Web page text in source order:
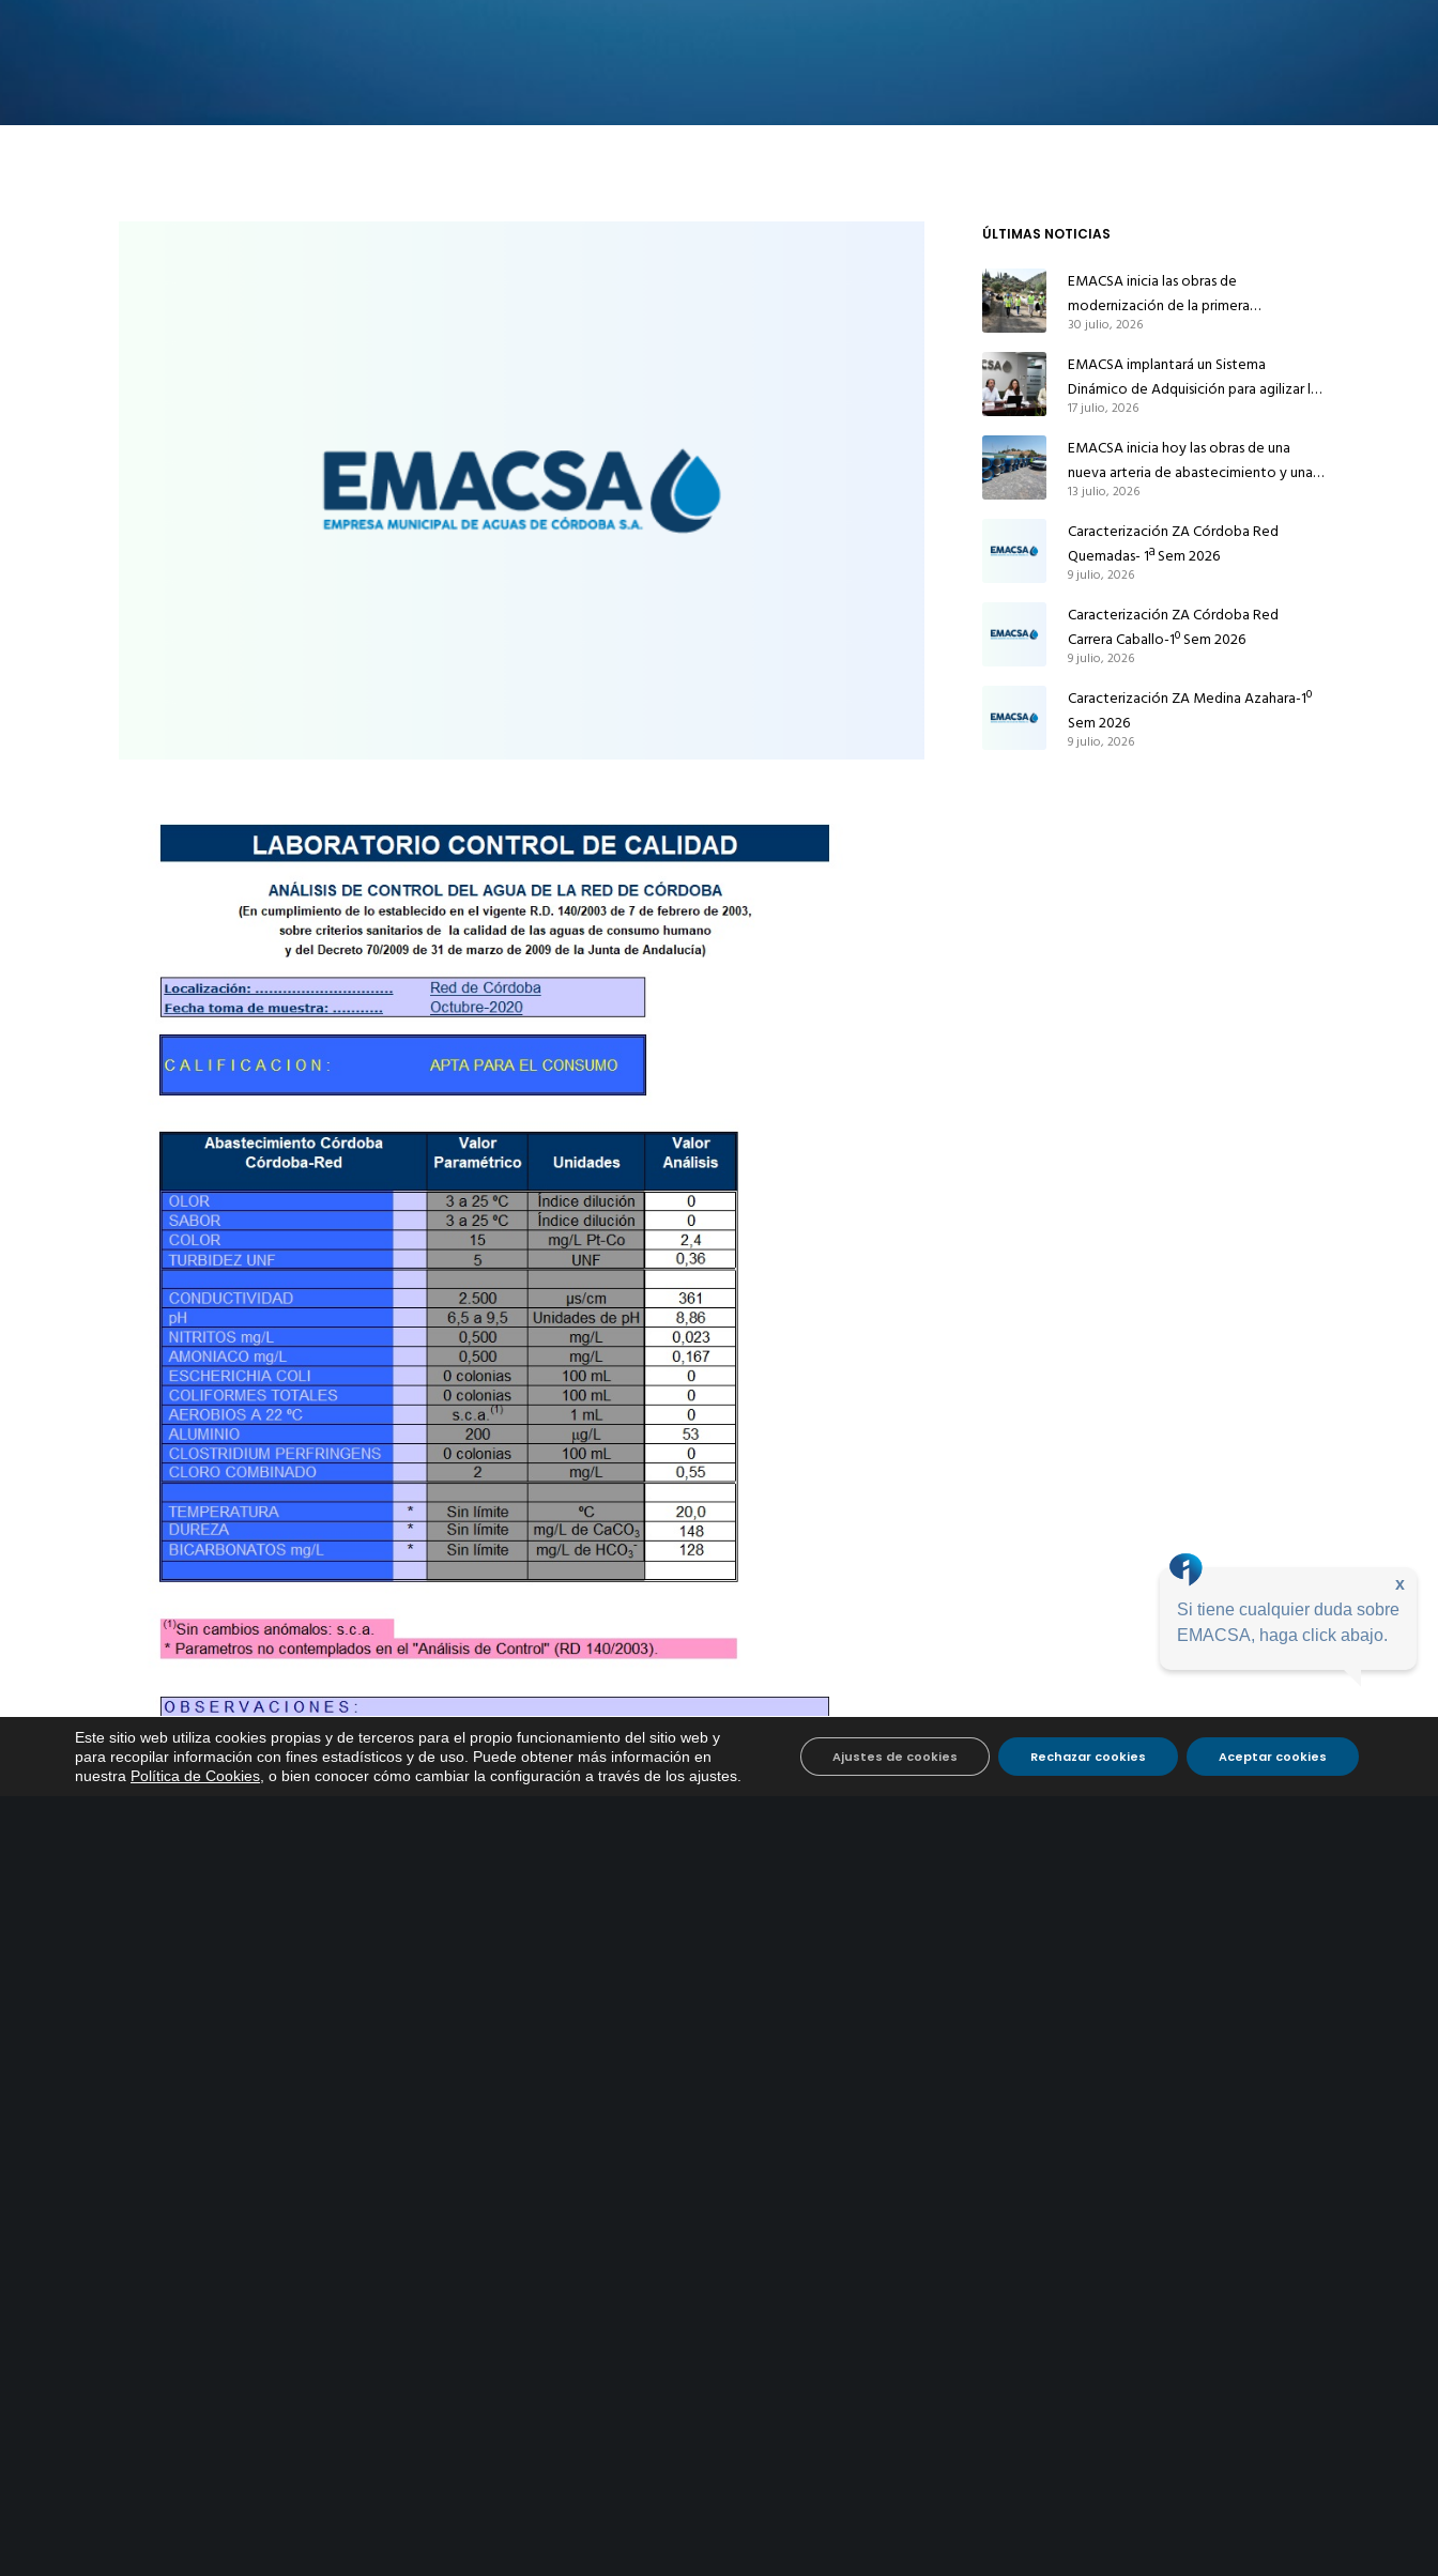
ÚLTIMAS NOTICIAS
EMACSA inicia las obras de
modernización de la primera
conducción de abastecimiento para
reforzar el suministro de agua de
Córdoba
30 julio, 2026
EMACSA implantará un Sistema
Dinámico de Adquisición para agilizar la
contratación de obras en sus redes e
instalaciones
17 julio, 2026
EMACSA inicia hoy las obras de una
nueva arteria de abastecimiento y una
red de agua no potable en Ingeniero
Ruiz de Azúa
13 julio, 2026
Caracterización ZA Córdoba Red
Quemadas- 1ª Sem 2026
9 julio, 2026
Caracterización ZA Córdoba Red
Carrera Caballo-1º Sem 2026
9 julio, 2026
Caracterización ZA Medina Azahara-1º
Sem 2026
9 julio, 2026
Este sitio web utiliza cookies propias y de terceros para el propio funcionamiento del sitio web y
para recopilar información con fines estadísticos y de uso. Puede obtener más información en
nuestra Política de Cookies , o bien conocer cómo cambiar la configuración a través de los ajustes
Aceptar cookies
Rechazar cookies
Ajustes de cookies
x
Si tiene cualquier duda sobre
EMACSA, haga click abajo.